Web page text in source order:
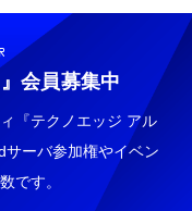
会員募集中
『テクノエッジ アル
ーバ参加権やイベン
です。